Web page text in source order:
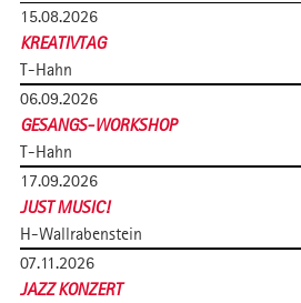
15.08.2026
KREATIVTAG
T-Hahn
06.09.2026
GESANGS-WORKSHOP
T-Hahn
17.09.2026
JUST MUSIC!
H-Wallrabenstein
07.11.2026
JAZZ KONZERT